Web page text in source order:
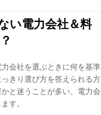
い電力会社＆料
会社を選ぶときに何を基準
きり選び方を答えられる方
と迷うことが多い、電力会
す。